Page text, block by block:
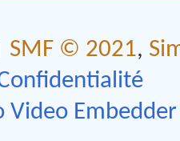
SMF © 2021,
Video Embedder